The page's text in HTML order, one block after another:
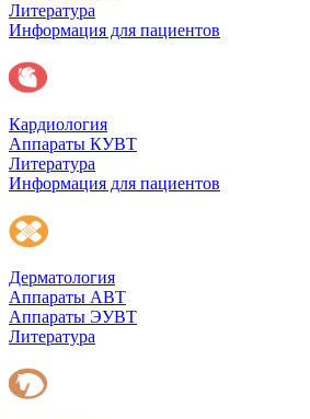
Литература
Информация для пациентов
Кардиология
Аппараты КУВТ
Литература
Информация для пациентов
Дерматология
Аппараты АВТ
Аппараты ЭУВТ
Литература